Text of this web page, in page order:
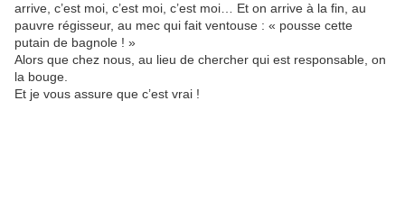
arrive, c’est moi, c’est moi, c’est moi… Et on arrive à la fin, au
pauvre régisseur, au mec qui fait ventouse : « pousse cette
putain de bagnole ! »
Alors que chez nous, au lieu de chercher qui est responsable, on
la bouge.
Et je vous assure que c’est vrai !